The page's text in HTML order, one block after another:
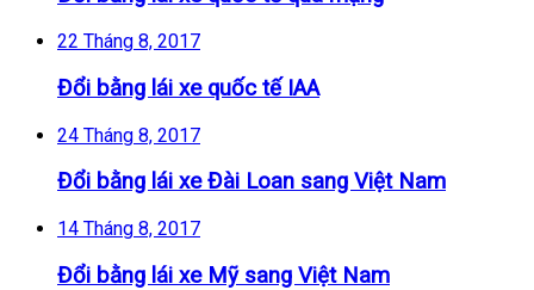
22 Tháng 8, 2017
Đổi bằng lái xe quốc tế IAA
24 Tháng 8, 2017
Đổi bằng lái xe Đài Loan sang Việt Nam
14 Tháng 8, 2017
Đổi bằng lái xe Mỹ sang Việt Nam